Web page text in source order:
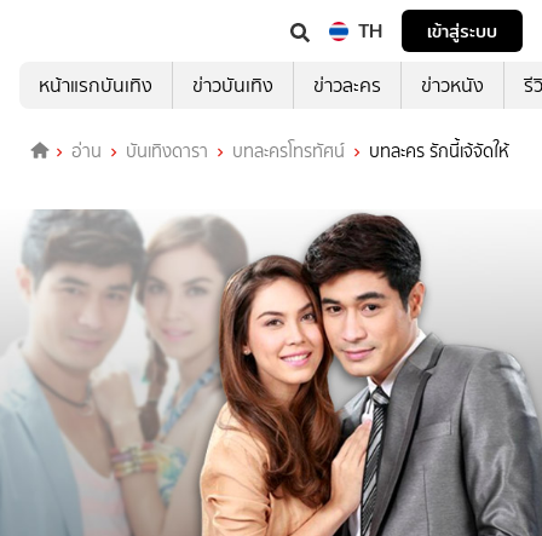
TH
เข้าสู่ระบบ
หน้าแรกบันเทิง
ข่าวบันเทิง ข่าวละคร ข่าวหนัง รี
อ่าน บันเทิงดารา บทละครโทรทัศน์ บทละคร รักนี้เจ้จัดให้